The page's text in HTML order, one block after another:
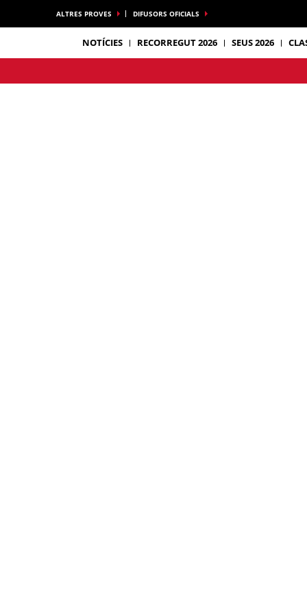
ALTRES PROVES DIFUSORS OFICIALS
NOTÍCIES RECORREGUT 2026 SEUS 2026